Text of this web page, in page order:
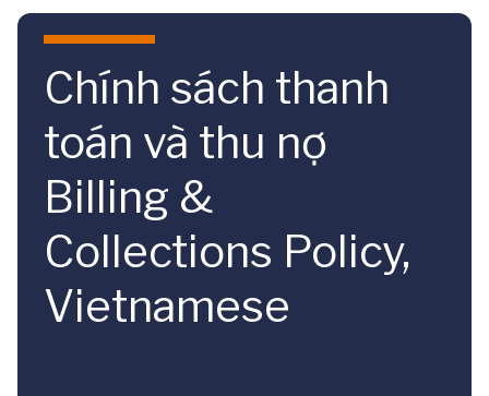
Skip to main content
Chính sách thanh
toán và thu nợ
Billing &
Collections Policy,
Vietnamese